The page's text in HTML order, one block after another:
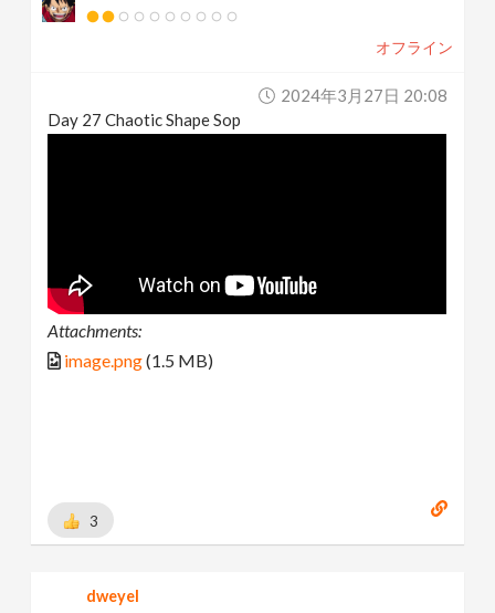
オフライン
2024年3月27日 20:08
Day 27 Chaotic Shape Sop
Attachments:
image.png(1.5 MB)
3
dweyel